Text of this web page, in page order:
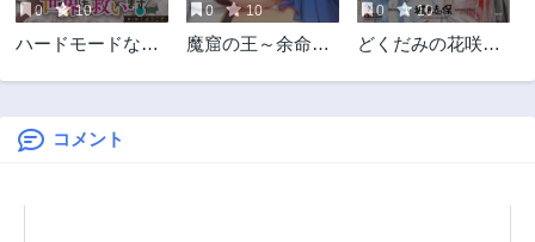
第45.3話
3ヶ月前
第45.2話
3ヶ月前
第45.1話 第44.3話
第44.2話
0 10
ハードモードな悪
世界を救いま
0 10
魔窟の王～余命一
いて王へ君臨す～
0 10
どくだみの花咲く
コメント